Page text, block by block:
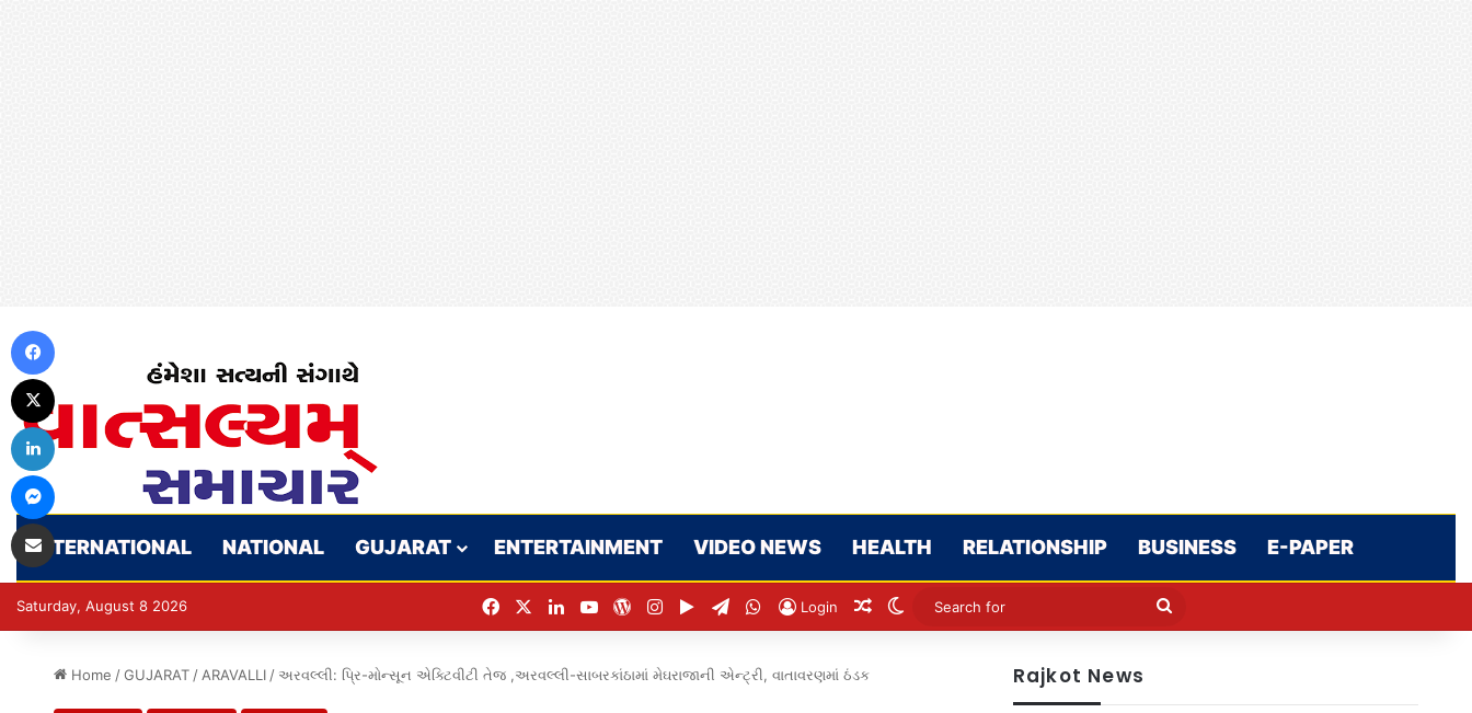
INTERNATIONAL NATIONAL GUJARAT ENTERTAINMENT VIDEO NEWS HEALTH RELATIONSHIP BUSINESS E-PAPER
Saturday, August 8 2026 FacebookLinkedInYouTubeWordPress
Instagram
Google Play
Telegram
WhatsApp
Login Random Article
Switch skin
Search
Home / GUJARAT / ARAVALLI / અરવલ્લી: પ્રિ-મોન્સૂન એક્ટિવીટી તેજ ,અરવલ્લી-સાબરકાંઠામાં મેઘરાજાની એન્ટ્રી, વાતાવરણમાં ઠંડક Rajkot News
LinkedIn